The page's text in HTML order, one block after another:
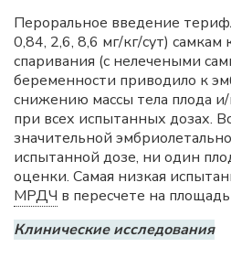
Пероральное введение
0,84, 2,6, 8,6 мг/кг/сут)
спаривания (с нелечеными
беременности приводило к
снижению массы тела плода
при всех испытанных дозах.
значительной
испытанной дозе, ни один
оценки. Самая низкая
МРДЧ в пересчете на
Клинические исследования